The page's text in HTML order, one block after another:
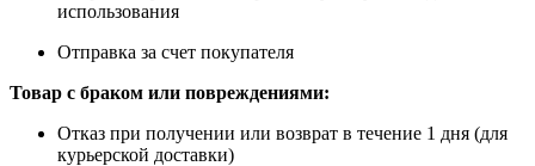
использования
Отправка за счет покупателя
Товар с браком или повреждениями:
Отказ при получении или возврат в течение 1 дня (для
курьерской доставки)